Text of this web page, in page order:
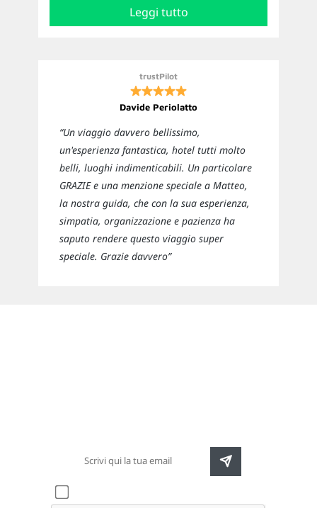
Sicuramente ci affideremo nuovamente a
Leggi tutto
trustPilot
Davide Periolatto
“Un viaggio davvero bellissimo,
un'esperienza fantastica, hotel tutti molto
belli, luoghi indimenticabili. Un particolare
GRAZIE e una menzione speciale a Matteo,
la nostra guida, che con la sua esperienza,
simpatia, organizzazione e pazienza ha
saputo rendere questo viaggio super
speciale. Grazie davvero”